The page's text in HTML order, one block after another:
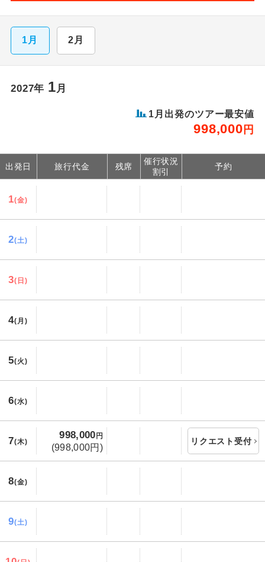
1月 2月
2027年 1月
1月出発のツアー最安値
998,000 円
出発日 旅行代金 残席
催行状況
割引
予約
1(金)
2(土)
3(日)
4(月)
5(火)
6(水)
7(木)
998,000円
(998,000円)
リクエスト受付
8(金)
9(土)